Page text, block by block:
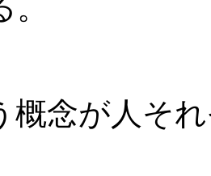
概念が人そ